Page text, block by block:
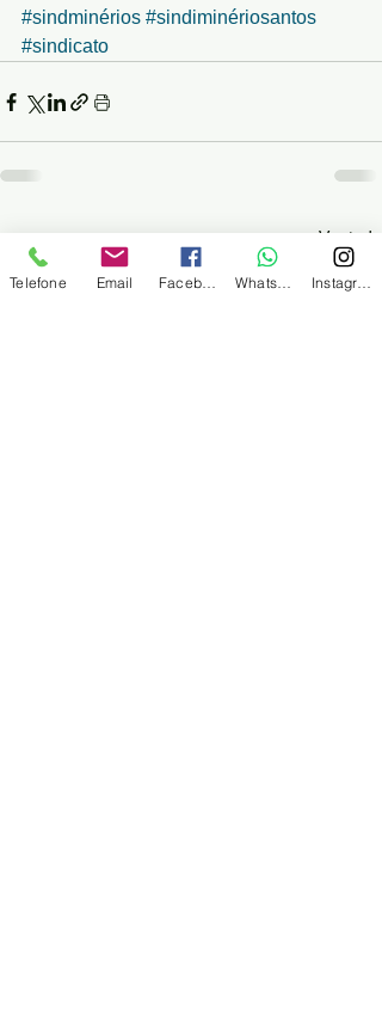
#sindminérios #sindiminériosantos
#sindicato
Posts recentes Ver tudo
Telefone Email